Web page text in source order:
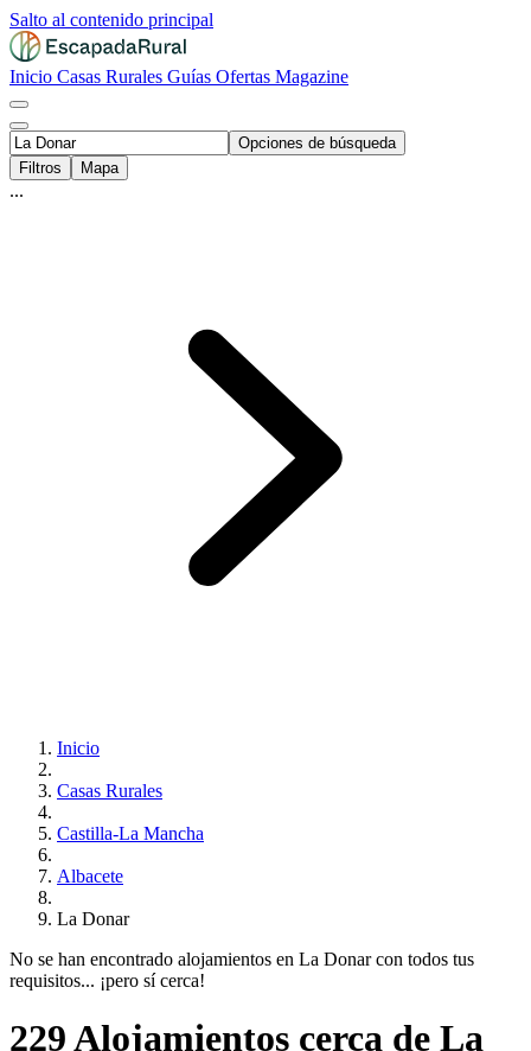
Salto al contenido principal
Inicio Casas Rurales Guías Ofertas Magazine
Opciones de búsqueda
Filtros
Mapa
...
Inicio
Casas Rurales
Castilla-La Mancha
Albacete
La Donar
No se han encontrado alojamientos en La Donar con todos tus
requisitos... ¡pero sí cerca!
229 Alojamientos cerca de La